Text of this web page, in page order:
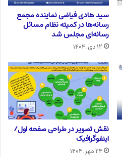
سید هادی فیاضی نماینده مجمع
رسانه‌ها در کمیته نظام مسائل
رسانه‌ای مجلس شد
۱۲ دی, ۱۴۰۴
نقش تصویر در طراحی صفحه اول/
اینفوگرافیک
۲۴ مهر, ۱۴۰۴